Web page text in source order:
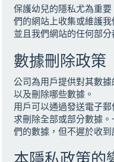
保護幼兒的隱私尤為重
們的網站上收集或維護我
並且我們網站的任何部
數據刪除政策
公司為用戶提供對其數
以及刪除哪些數據。
用戶可以通過發送電子郵
求刪除全部或部分數據
們的數據，但不遲於收到
本隱私政策的